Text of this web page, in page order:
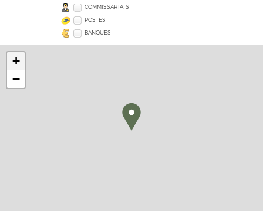
COMMISSARIATS
POSTES
BANQUES
+
−